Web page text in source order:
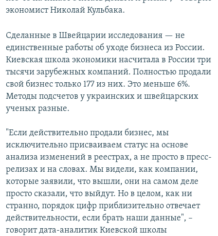
экономист Николай Кульбака.
Сделанные в Швейцарии исследования — не
единственные работы об уходе бизнеса из России.
Киевская школа экономики насчитала в России три
тысячи зарубежных компаний. Полностью продали
свой бизнес только 177 из них. Это меньше 6%.
Методы подсчетов у украинских и швейцарских
ученых разные.
"Если действительно продали бизнес, мы
исключительно присваиваем статус на основе
анализа изменений в реестрах, а не просто в пресс-
релизах и на словах. Мы видели, как компании,
которые заявили, что вышли, они на самом деле
просто сказали, что выйдут. Но в целом, как ни
странно, порядок цифр приблизительно отвечает
действительности, если брать наши данные", –
говорит дата-аналитик Киевской школы